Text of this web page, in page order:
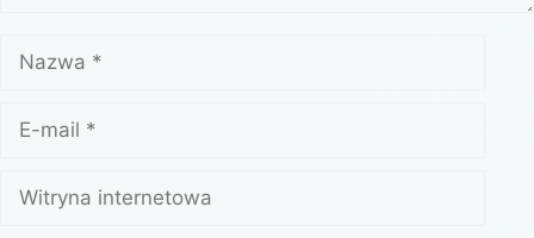
Nazwa
mail
Witryna
internetowa